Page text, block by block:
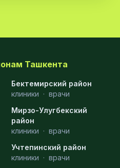
Ташкента
Бектемирский район
клиники · врачи
Мирзо-Улугбекский
район
клиники · врачи
Учтепинский район
клиники · врачи